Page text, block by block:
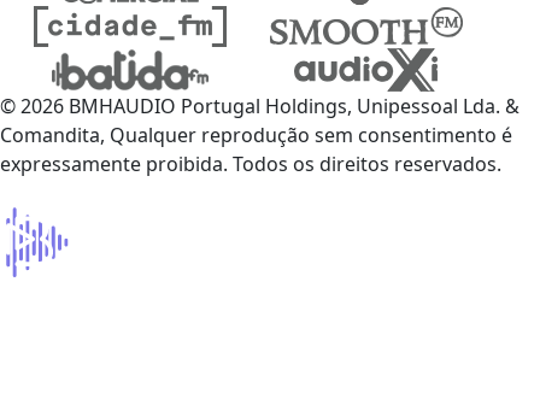
© 2026 BMHAUDIO Portugal Holdings, Unipessoal Lda. &
Comandita, Qualquer reprodução sem consentimento é
expressamente proibida. Todos os direitos reservados.